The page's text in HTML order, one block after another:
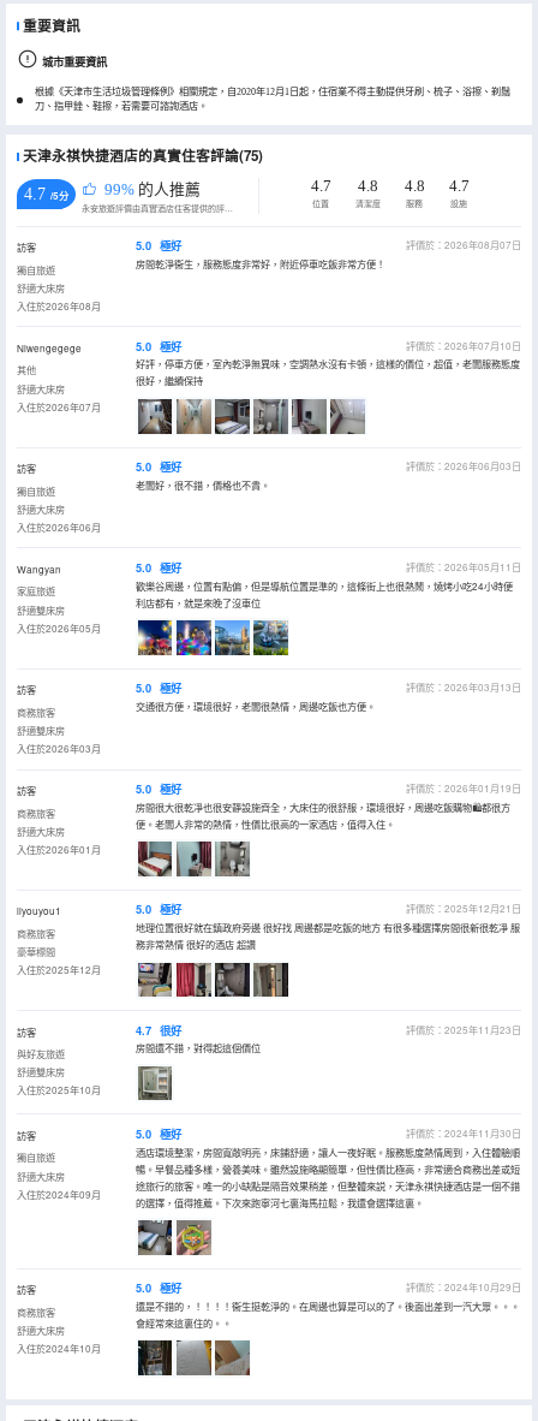
重要資訊
城市重要資訊
根據《天津市生活垃圾管理條例》相關規定，自2020年12月1日起，住宿業不得主動提供牙刷、梳子、浴擦、剃鬚
刀、指甲銼、鞋擦，若需要可諮詢酒店。
天津永祺快捷酒店的真實住客評論(75)
4.7 /5分 99% 的人推薦
永安旅遊評價由真實酒店住客提供的評價。
4.7
位置
4.8
清潔度
4.8
服務
4.7
設施
訪客
獨自旅遊
舒適大床房
入住於2026年08月
5.0 極好
評價於：2026年08月07日
房間乾淨衞生，服務態度非常好，附近停車吃飯非常方便！
Niwengegege
其他
舒適大床房
入住於2026年07月
5.0 極好
評價於：2026年07月10日
好評，停車方便，室內乾淨無異味，空調熱水沒有卡頓，這樣的價位，超值，老闆服務態度
很好，繼續保持
訪客
獨自旅遊
舒適大床房
入住於2026年06月
5.0 極好
評價於：2026年06月03日
老闆好，很不錯，價格也不貴。
Wangyan
家庭旅遊
舒適雙床房
入住於2026年05月
5.0 極好
評價於：2026年05月11日
歡樂谷周邊，位置有點偏，但是導航位置是準的，這條街上也很熱鬧，燒烤小吃24小時便
利店都有，就是來晚了沒車位
訪客
商務旅客
舒適雙床房
入住於2026年03月
5.0 極好
評價於：2026年03月13日
交通很方便，環境很好，老闆很熱情，周邊吃飯也方便。
訪客
商務旅客
舒適大床房
入住於2026年01月
5.0 極好
評價於：2026年01月19日
房間很大很乾凈也很安靜設施齊全，大床住的很舒服，環境很好，周邊吃飯購物🛍都很方
便。老闆人非常的熱情，性價比很高的一家酒店，值得入住。
liyouyou1
商務旅客
豪華標間
入住於2025年12月
5.0 極好
評價於：2025年12月21日
地理位置很好就在鎮政府旁邊 很好找 周邊都是吃飯的地方 有很多種選擇房間很新很乾凈 服
務非常熱情 很好的酒店 超讚
訪客
與好友旅遊
舒適雙床房
入住於2025年10月
4.7 很好
評價於：2025年11月23日
房間還不錯，對得起這個價位
訪客
獨自旅遊
舒適大床房
入住於2024年09月
5.0 極好
評價於：2024年11月30日
酒店環境整潔，房間寬敞明亮，床鋪舒適，讓人一夜好眠。服務態度熱情周到，入住體驗順
暢。早餐品種多樣，營養美味。雖然設施略顯簡單，但性價比極高，非常適合商務出差或短
途旅行的旅客。唯一的小缺點是隔音效果稍差，但整體來説，天津永祺快捷酒店是一個不錯
的選擇，值得推薦。下次來跑寧河七裏海馬拉鬆，我還會選擇這裏。
訪客
商務旅客
舒適大床房
入住於2024年10月
5.0 極好
評價於：2024年10月29日
還是不錯的，！！！！衞生挺乾淨的。在周邊也算是可以的了。後面出差到一汽大眾。。。
會經常來這裏住的。。